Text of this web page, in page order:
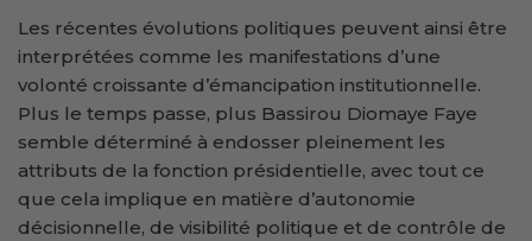
Les récentes évolutions politiques peuvent ainsi être
interprétées comme les manifestations d’une
volonté croissante d’émancipation institutionnelle.
Plus le temps passe, plus Bassirou Diomaye Faye
semble déterminé à endosser pleinement les
attributs de la fonction présidentielle, avec tout ce
que cela implique en matière d’autonomie
décisionnelle, de visibilité politique et de contrôle de